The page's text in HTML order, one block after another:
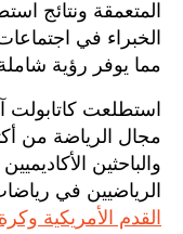
المتعمقة ونتائج
الخبراء في
مما يوفر رؤية
والباحثين
الرياضيين في
القدم الأمريكية وكرة